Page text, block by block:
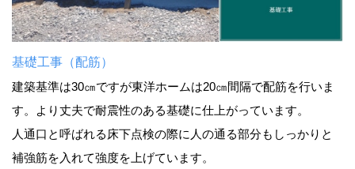
基礎工事（配筋）
建築基準は30㎝ですが東洋ホームは20㎝間隔で配筋を行いま
す。より丈夫で耐震性のある基礎に仕上がっています。
人通口と呼ばれる床下点検の際に人の通る部分もしっかりと
補強筋を入れて強度を上げています。